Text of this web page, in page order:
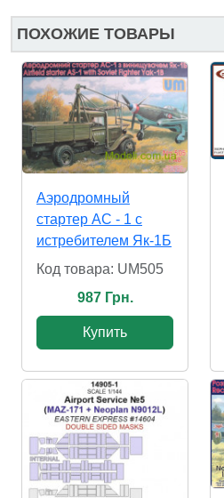
ПОХОЖИЕ ТОВАРЫ
Аэродромный
стартер АС - 1 с
истребителем Як-1Б
Код товара: UM505
987 Грн.
Купить